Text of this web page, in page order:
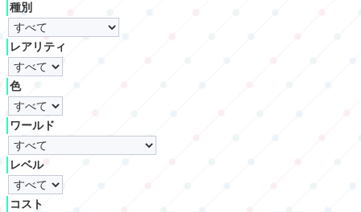
種別
レアリティ
色
ワールド
レベル
コスト